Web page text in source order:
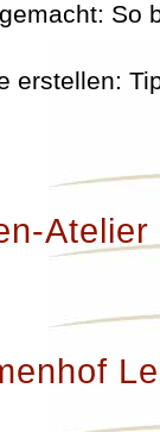
So
erstellen:
Atelier